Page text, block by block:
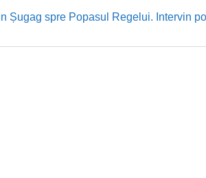
Șugag spre Popasul Regelui. Intervin